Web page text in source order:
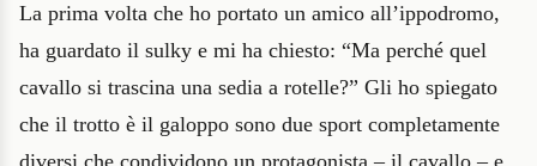
La prima volta che ho portato un amico all’ippodromo,
ha guardato il sulky e mi ha chiesto: “Ma perché quel
cavallo si trascina una sedia a rotelle?” Gli ho spiegato
che il trotto è il galoppo sono due sport completamente